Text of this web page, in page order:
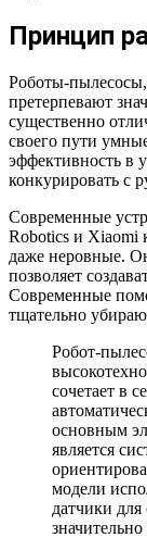
Принцип
Роботы-
претерпевают
существенно
своего пути
эффективность в
конкурировать с
Современные
Robotics и Xiaomi
даже неровные.
позволяет
Современные
тщательно
Робот-
сочетает в
основным
является
модели
датчики